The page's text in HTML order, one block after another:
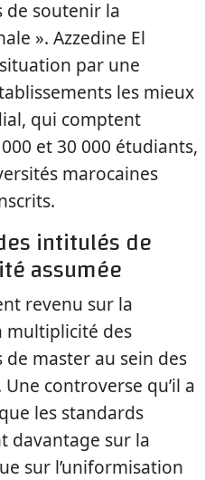
de soutenir la
». Azzedine El
par une
les mieux
qui comptent
et 30 000 étudiants,
marocaines
intitulés de
assumée
revenu sur la
multiplicité des
master au sein des
controverse qu’il a
les standards
davantage sur la
sur l’uniformisation